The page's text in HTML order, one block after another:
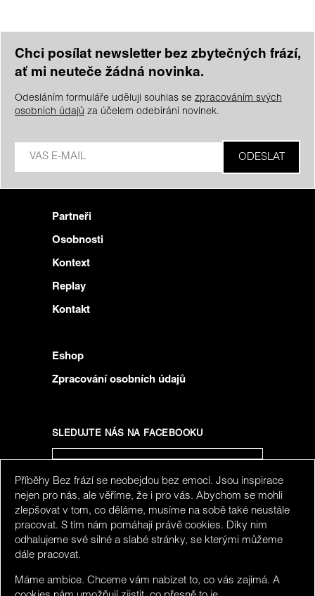
Chci posílat newsletter bez zbytečných frází,
ať mi neuteče žádná novinka.
Odesláním formuláře uděluji souhlas se zpracováním svých
osobních údajů za účelem odebírání novinek.
Partneři
Osobnosti
Kontext
Replay
Kontakt
Eshop
Zpracování osobních údajů
SLEDUJTE NÁS NA FACEBOOKU
SLEDUJTE NÁS NA INSTAGRAMU
Příběhy Bez frází se neobejdou bez emocí. Jsou inspirace
nejen pro nás, ale věříme, že i pro vás. Abychom se mohli
zlepšovat v tom, co děláme, musíme na sobě také neustále
pracovat. S tím nám pomáhají právě cookies. Díky nim
odhalujeme své silné a slabé stránky, se kterými můžeme
dále pracovat.
Máme ambice. Chceme vám nabízet to, co vás zajímá. A